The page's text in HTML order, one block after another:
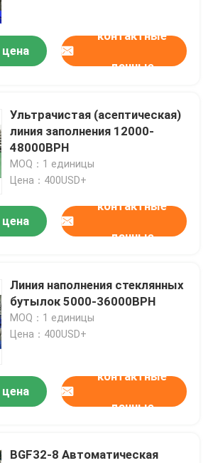
контактные
данные
Ультрачистая (асептическая)
линия заполнения 12000-
48000BPH
MOQ：1 единицы
Цена：400USD+
контактные
данные
Линия наполнения стеклянных
бутылок 5000-36000BPH
MOQ：1 единицы
Цена：400USD+
контактные
данные
BGF32-8 Автоматическая